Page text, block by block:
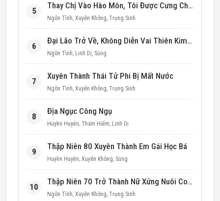
5
Thay Chị Vào Hào Môn, Tôi Được Cưng Chiều Hết Mực (Thập Niên 90)
Ngôn Tình, Xuyên Không, Trọng Sinh
6
Đại Lão Trở Về, Không Diễn Vai Thiên Kim Giả Nữa
Ngôn Tình, Linh Dị, Sủng
7
Xuyên Thành Thái Tử Phi Bị Mất Nước
Ngôn Tình, Xuyên Không, Trọng Sinh
8
Địa Ngục Công Ngụ
Huyền Huyễn, Thám Hiểm, Linh Dị
9
Thập Niên 80 Xuyên Thành Em Gái Học Bá
Huyền Huyễn, Xuyên Không, Sủng
10
Thập Niên 70 Trở Thành Nữ Xứng Nuôi Con Làm Giàu
Ngôn Tình, Xuyên Không, Trọng Sinh